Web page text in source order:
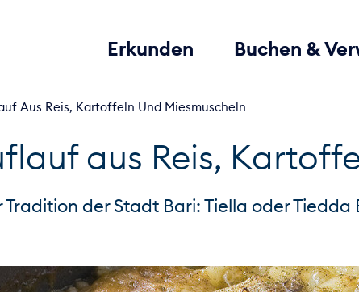
Erkunden Buchen &
Aus Reis, Kartoffeln Und Miesmuscheln
aus Reis,
der Stadt Bari: Tiella oder